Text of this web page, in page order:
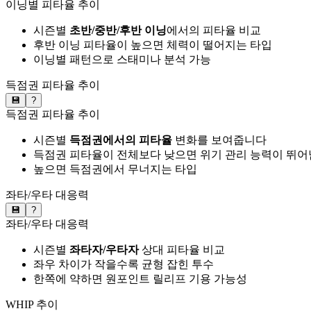
이닝별 피타율 추이
시즌별 초반/중반/후반 이닝에서의 피타율 비교
후반 이닝 피타율이 높으면 체력이 떨어지는 타입
이닝별 패턴으로 스태미나 분석 가능
득점권 피타율 추이
💾 ?
득점권 피타율 추이
시즌별 득점권에서의 피타율 변화를 보여줍니다
득점권 피타율이 전체보다 낮으면 위기 관리 능력이 뛰어
높으면 득점권에서 무너지는 타입
좌타/우타 대응력
💾 ?
좌타/우타 대응력
시즌별 좌타자/우타자상대 피타율 비교
좌우 차이가 작을수록 균형 잡힌 투수
한쪽에 약하면 원포인트 릴리프 기용 가능성
WHIP 추이